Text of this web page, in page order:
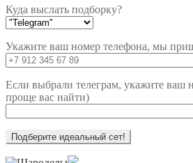
Куда выслать подборку?
Укажите ваш номер телефона, мы
Если выбрали телеграм, укажите ваш
проще вас найти)
Перейти
Перейти